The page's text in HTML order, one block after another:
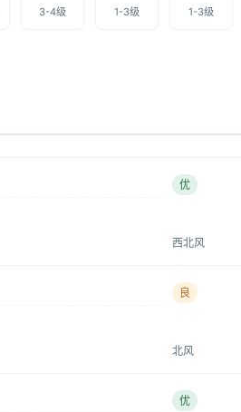
3-4级 1-3级 1-3级
优
西北风
良
北风
优